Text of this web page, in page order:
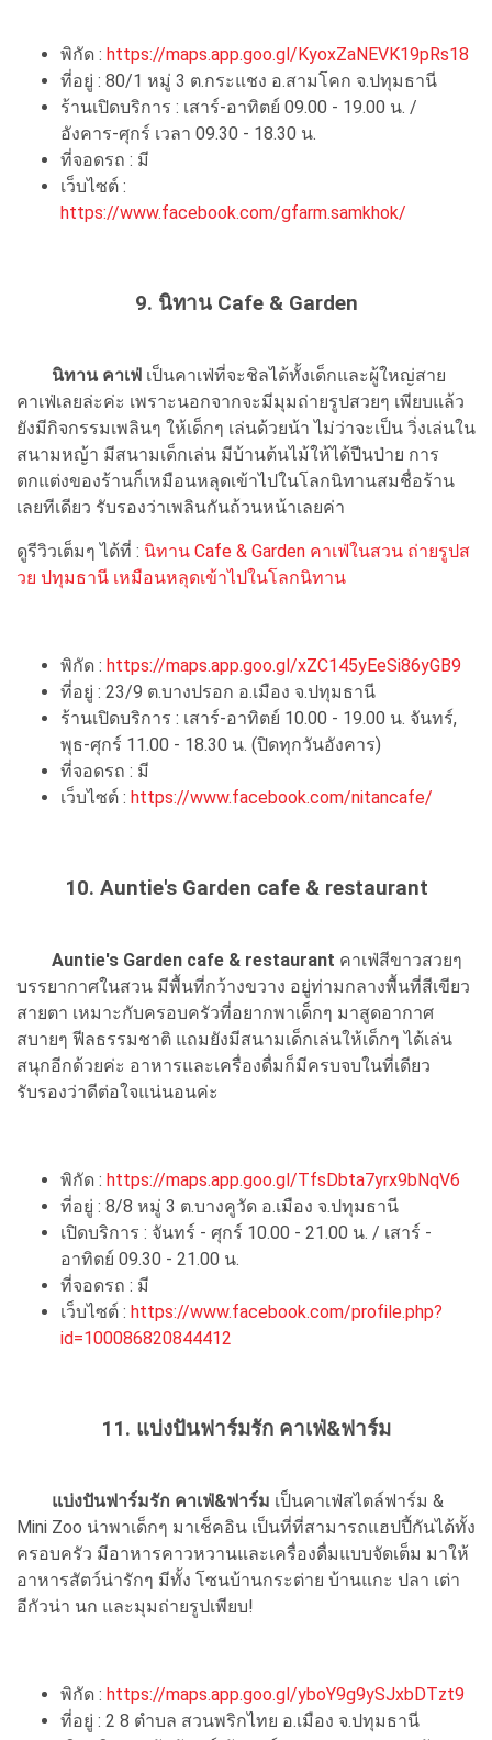
พิกัด : https://maps.app.goo.gl/KyoxZaNEVK19pRs18
ที่อยู่ : 80/1 หมู่ 3 ต.กระแชง อ.สามโคก จ.ปทุมธานี
ร้านเปิดบริการ : เสาร์-อาทิตย์ 09.00 - 19.00 น. /
อังคาร-ศุกร์ เวลา 09.30 - 18.30 น.
ที่จอดรถ : มี
เว็บไซต์ :
https://www.facebook.com/gfarm.samkhok/
9. นิทาน Cafe & Garden
นิทาน คาเฟ่ เป็นคาเฟ่ที่จะชิลได้ทั้งเด็กและผู้ใหญ่สาย
คาเฟ่เลยล่ะค่ะ เพราะนอกจากจะมีมุมถ่ายรูปสวยๆ เพียบแล้ว
ยังมีกิจกรรมเพลินๆ ให้เด็กๆ เล่นด้วยน้า ไม่ว่าจะเป็น วิ่งเล่นใน
สนามหญ้า มีสนามเด็กเล่น มีบ้านต้นไม้ให้ได้ปีนป่าย การ
ตกแต่งของร้านก็เหมือนหลุดเข้าไปในโลกนิทานสมชื่อร้าน
เลยทีเดียว รับรองว่าเพลินกันถ้วนหน้าเลยค่า
ดูรีวิวเต็มๆ ได้ที่ : นิทาน Cafe & Garden คาเฟ่ในสวน ถ่ายรูปส
วย ปทุมธานี เหมือนหลุดเข้าไปในโลกนิทาน
พิกัด : https://maps.app.goo.gl/xZC145yEeSi86yGB9
ที่อยู่ : 23/9 ต.บางปรอก อ.เมือง จ.ปทุมธานี
ร้านเปิดบริการ : เสาร์-อาทิตย์ 10.00 - 19.00 น. จันทร์,
พุธ-ศุกร์ 11.00 - 18.30 น. (ปิดทุกวันอังคาร)
ที่จอดรถ : มี
เว็บไซต์ : https://www.facebook.com/nitancafe/
10. Auntie's Garden cafe & restaurant
Auntie's Garden cafe & restaurant คาเฟ่สีขาวสวยๆ
บรรยากาศในสวน มีพื้นที่กว้างขวาง อยู่ท่ามกลางพื้นที่สีเขียว
สายตา เหมาะกับครอบครัวที่อยากพาเด็กๆ มาสูดอากาศ
สบายๆ ฟีลธรรมชาติ แถมยังมีสนามเด็กเล่นให้เด็กๆ ได้เล่น
สนุกอีกด้วยค่ะ อาหารและเครื่องดื่มก็มีครบจบในที่เดียว
รับรองว่าดีต่อใจแน่นอนค่ะ
พิกัด : https://maps.app.goo.gl/TfsDbta7yrx9bNqV6
ที่อยู่ : 8/8 หมู่ 3 ต.บางคูวัด อ.เมือง จ.ปทุมธานี
เปิดบริการ : จันทร์ - ศุกร์ 10.00 - 21.00 น. / เสาร์ -
อาทิตย์ 09.30 - 21.00 น.
ที่จอดรถ : มี
เว็บไซต์ : https://www.facebook.com/profile.php?
id=100086820844412
11. แบ่งปันฟาร์มรัก คาเฟ่&ฟาร์ม
แบ่งปันฟาร์มรัก คาเฟ่&ฟาร์ม เป็นคาเฟ่สไตล์ฟาร์ม &
Mini Zoo น่าพาเด็กๆ มาเช็คอิน เป็นที่ที่สามารถแฮปปี้กันได้ทั้ง
ครอบครัว มีอาหารคาวหวานและเครื่องดื่มแบบจัดเต็ม มาให้
อาหารสัตว์น่ารักๆ มีทั้ง โซนบ้านกระต่าย บ้านแกะ ปลา เต่า
อีกัวน่า นก และมุมถ่ายรูปเพียบ!
พิกัด : https://maps.app.goo.gl/yboY9g9ySJxbDTzt9
ที่อยู่ : 2 8 ตำบล สวนพริกไทย อ.เมือง จ.ปทุมธานี